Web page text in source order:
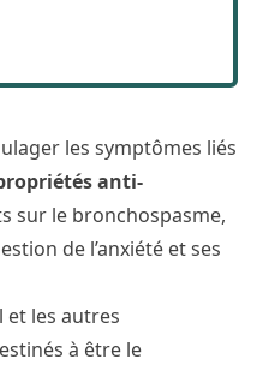
les symptômes liés
anti-
sur le bronchospasme,
de l’anxiété et ses
et les autres
à être le